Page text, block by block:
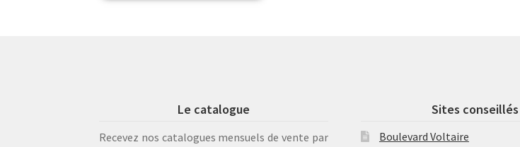
Le catalogue
Recevez nos catalogues mensuels de vente par
Sites conseillés
Boulevard Voltaire